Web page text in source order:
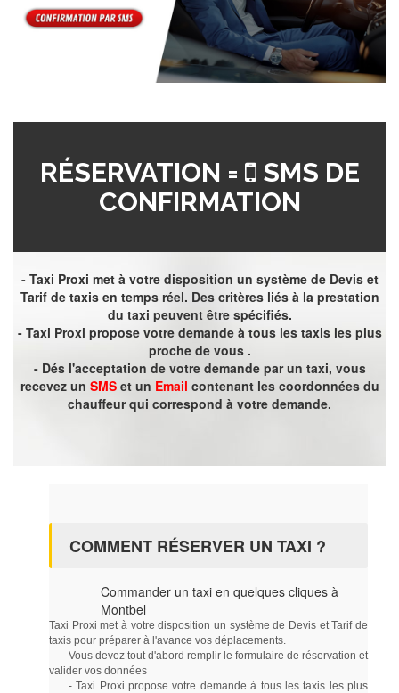
RÉSERVATION =
SMS DE
CONFIRMATION
- Taxi Proxi met à votre disposition un système de Devis et
Tarif de taxis en temps réel. Des critères liés à la prestation
du taxi peuvent être spécifiés.
- Taxi Proxi propose votre demande à tous les taxis les plus
proche de vous .
- Dés l'acceptation de votre demande par un taxi, vous
recevez un SMSet un Email contenant les coordonnées du
chauffeur qui correspond à votre demande.
COMMENT RÉSERVER UN TAXI ?
Commander un taxi en quelques cliques à
Montbel
Taxi Proxi met à votre disposition un système de Devis et Tarif de
taxis pour préparer à l'avance vos déplacements.
- Vous devez tout d'abord remplir le formulaire de réservation et
valider vos données
- Taxi Proxi propose votre demande à tous les taxis les plus